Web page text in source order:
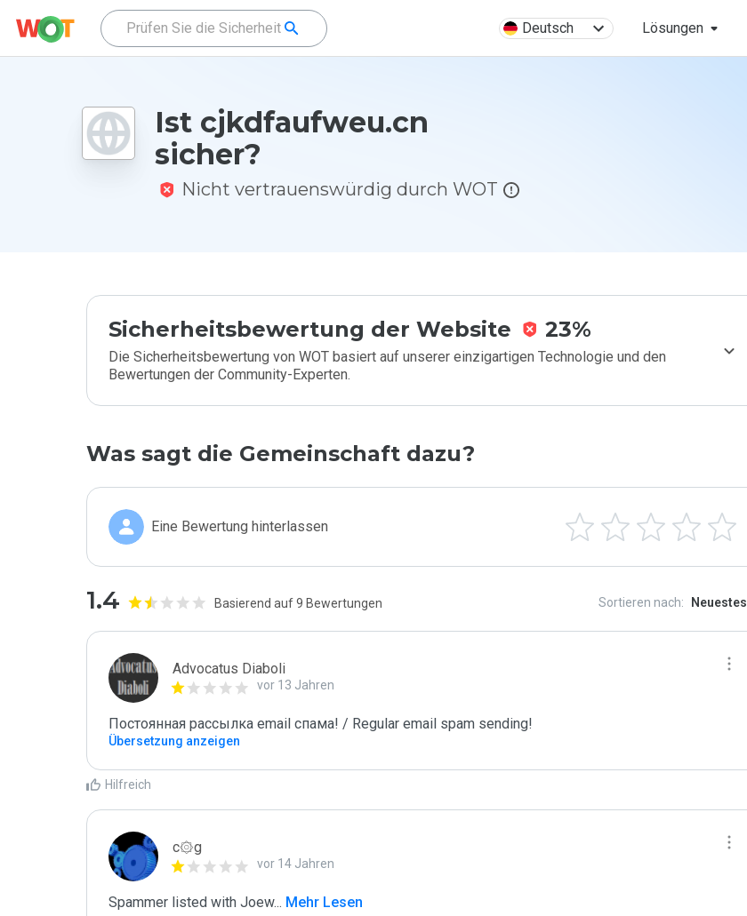
Deutsch Lösungen
Ist cjkdfaufweu.cn
sicher?
Nicht vertrauenswürdig durch WOT
Sicherheitsbewertung der Website 23%
Die Sicherheitsbewertung von WOT basiert auf unserer einzigartigen Technologie und den
Bewertungen der Community-Experten.
Was sagt die Gemeinschaft dazu?
Eine Bewertung hinterlassen
1.4 Basierend auf 9 Bewertungen Sortieren nach: Neuestes
Advocatus Diaboli
vor 13 Jahren
Постоянная рассылка email спама! / Regular email spam sending!
Übersetzung anzeigen
Hilfreich
c۞g
vor 14 Jahren
Spammer listed with Joew... Mehr Lesen